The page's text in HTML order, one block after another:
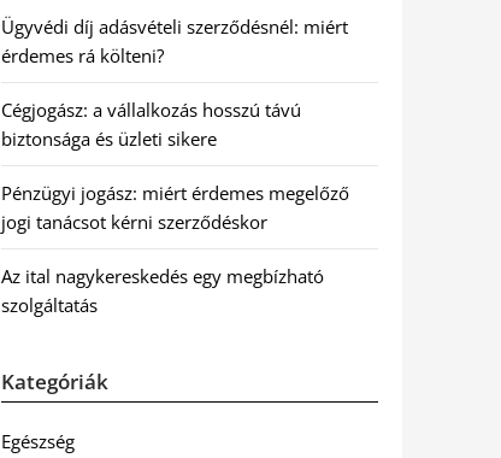
Ügyvédi díj adásvételi szerződésnél: miért
érdemes rá költeni?
Cégjogász: a vállalkozás hosszú távú
biztonsága és üzleti sikere
Pénzügyi jogász: miért érdemes megelőző
jogi tanácsot kérni szerződéskor
Az ital nagykereskedés egy megbízható
szolgáltatás
Kategóriák
Egészség